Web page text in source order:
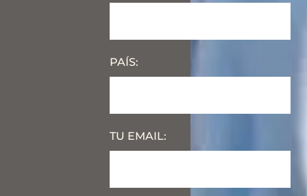
PAÍS:
TU EMAIL: